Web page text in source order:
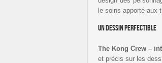
le soins apporté aux
Un dessin perfectible
The Kong Crew –
et précis sur les